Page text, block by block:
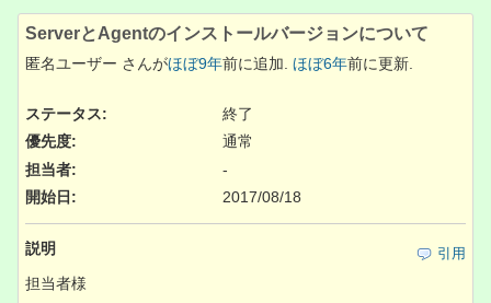
ServerとAgentのインストールバージョンについて
匿名ユーザー さんがほぼ9年前に追加. ほぼ6年前に更新.
ステータス:
終了
優先度:
通常
担当者:
-
開始日:
2017/08/18
引用
説明
担当者様